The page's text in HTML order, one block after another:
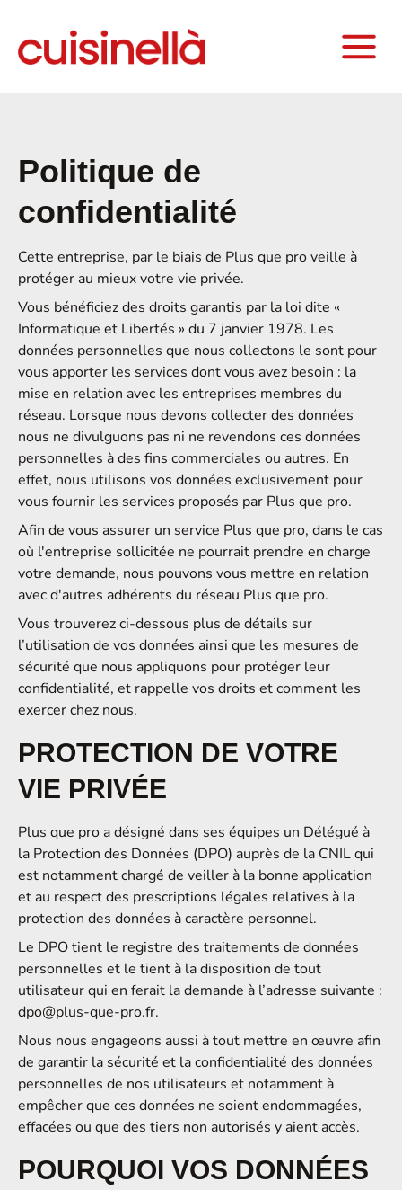
Politique de
confidentialité
Cette entreprise, par le biais de Plus que pro veille à
protéger au mieux votre vie privée.
Vous bénéficiez des droits garantis par la loi dite «
Informatique et Libertés » du 7 janvier 1978. Les
données personnelles que nous collectons le sont pour
vous apporter les services dont vous avez besoin : la
mise en relation avec les entreprises membres du
réseau. Lorsque nous devons collecter des données
nous ne divulguons pas ni ne revendons ces données
personnelles à des fins commerciales ou autres. En
effet, nous utilisons vos données exclusivement pour
vous fournir les services proposés par Plus que pro.
Afin de vous assurer un service Plus que pro, dans le cas
où l'entreprise sollicitée ne pourrait prendre en charge
votre demande, nous pouvons vous mettre en relation
avec d'autres adhérents du réseau Plus que pro.
Vous trouverez ci-dessous plus de détails sur
l’utilisation de vos données ainsi que les mesures de
sécurité que nous appliquons pour protéger leur
confidentialité, et rappelle vos droits et comment les
exercer chez nous.
PROTECTION DE VOTRE
VIE PRIVÉE
Plus que pro a désigné dans ses équipes un Délégué à
la Protection des Données (DPO) auprès de la CNIL qui
est notamment chargé de veiller à la bonne application
et au respect des prescriptions légales relatives à la
protection des données à caractère personnel.
Le DPO tient le registre des traitements de données
personnelles et le tient à la disposition de tout
utilisateur qui en ferait la demande à l’adresse suivante :
dpo@plus-que-pro.fr.
Nous nous engageons aussi à tout mettre en œuvre afin
de garantir la sécurité et la confidentialité des données
personnelles de nos utilisateurs et notamment à
empêcher que ces données ne soient endommagées,
effacées ou que des tiers non autorisés y aient accès.
POURQUOI VOS DONNÉES